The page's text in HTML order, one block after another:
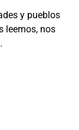
y pueblos
leemos, nos